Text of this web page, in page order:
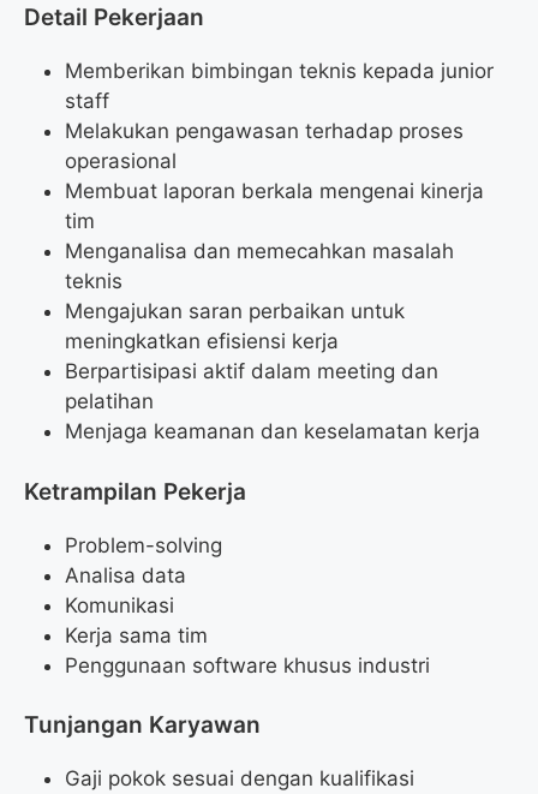
Detail Pekerjaan
Memberikan bimbingan teknis kepada junior
staff
Melakukan pengawasan terhadap proses
operasional
Membuat laporan berkala mengenai kinerja
tim
Menganalisa dan memecahkan masalah
teknis
Mengajukan saran perbaikan untuk
meningkatkan efisiensi kerja
Berpartisipasi aktif dalam meeting dan
pelatihan
Menjaga keamanan dan keselamatan kerja
Ketrampilan Pekerja
Problem-solving
Analisa data
Komunikasi
Kerja sama tim
Penggunaan software khusus industri
Tunjangan Karyawan
Gaji pokok sesuai dengan kualifikasi